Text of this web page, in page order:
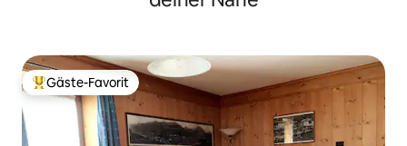
Beliebter Gäste-Favorit.
Gäste-Favorit